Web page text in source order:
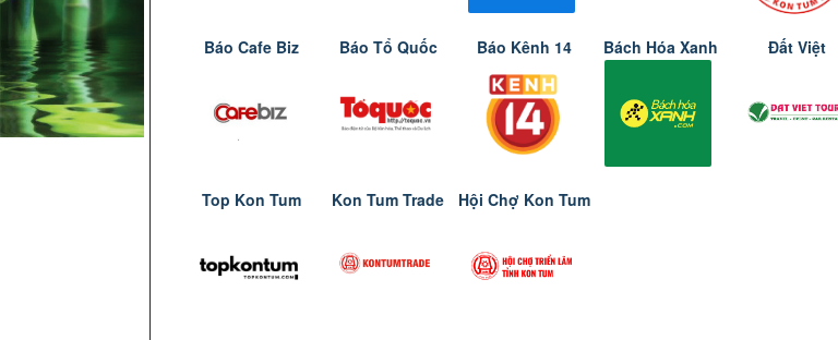
Báo Cafe Biz Báo Tổ Quốc Báo Kênh 14 Bách Hóa Xanh Đất Việt
Top Kon Tum Kon Tum Trade Hội Chợ Kon Tum